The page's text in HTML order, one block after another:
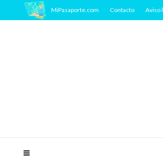
MiPasaporte.com Contacto Aviso